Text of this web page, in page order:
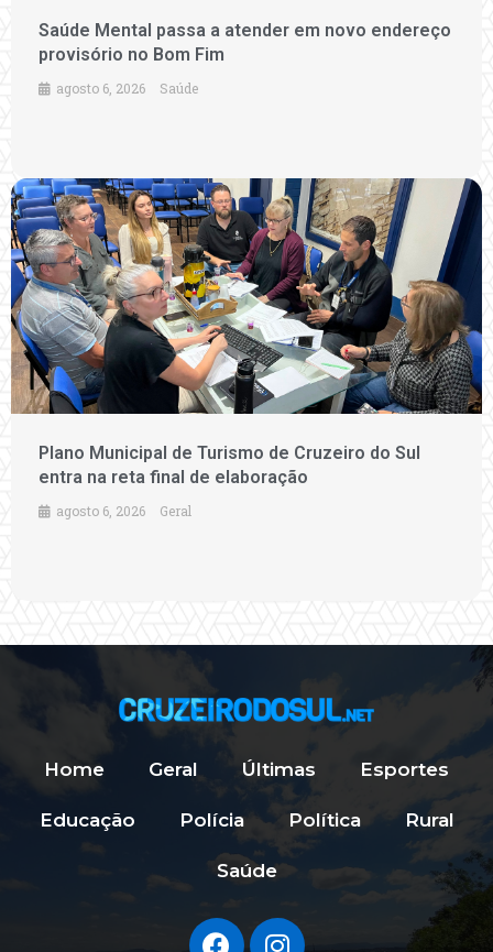
Saúde Mental passa a atender em novo endereço
provisório no Bom Fim
agosto 6, 2026 Saúde
Plano Municipal de Turismo de Cruzeiro do Sul
entra na reta final de elaboração
agosto 6, 2026 Geral
Home Geral Últimas Esportes
Educação Polícia Política Rural
Saúde